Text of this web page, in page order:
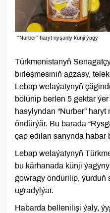
“Nurber” haryt nyşanly künji ýagy
Türkmenistanyň
birleşmesiniň agzasy,
Lebap welaýatynyň
bölünip berlen 5 gektar
hasylyndan “Nurber”
öndürýär. Bu barada
çap edilan sanynda habar
Lebap welaýatynyň
bu kärhanada künji
gowragy öndürilip, ýurduň
ugradylýar.
Habarda bellenilişi ýaly,